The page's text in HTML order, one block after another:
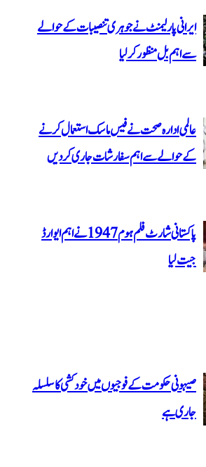
ایرانی پارلیمنٹ نے جوہری تنصیبات کے حوالے
سے اہم بل منظور کرلیا
عالمی ادارہ صحت نے فیس ماسک استعمال کرنے
کے حوالے سے اہم سفارشات جاری کردیں
پاکستانی شارٹ فلم ہوم 1947 نےاہم ایوارڈ
جیت لیا
صیہونی حکومت کے فوجیوں میں خودکشی کا سلسلہ
جاری ہے